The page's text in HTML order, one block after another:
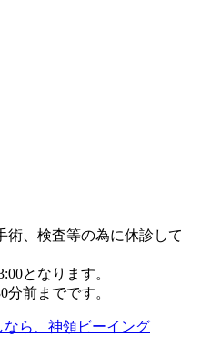
、検査等の為に休診して
となります。
前までです。